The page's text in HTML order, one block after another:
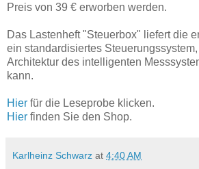
Preis von 39 € erworben werden.
Das Lastenheft "Steuerbox" liefert die
ein standardisiertes
Architektur des intelligenten
kann.
Hier für die Leseprobe klicken.
Hier finden Sie den Shop.
Karlheinz Schwarz at 4:40 AM